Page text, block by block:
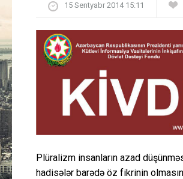
İdman
15 Sentyabr 2014 15:11
Plüralizm insanların azad
hadisələr barədə öz fikrinin